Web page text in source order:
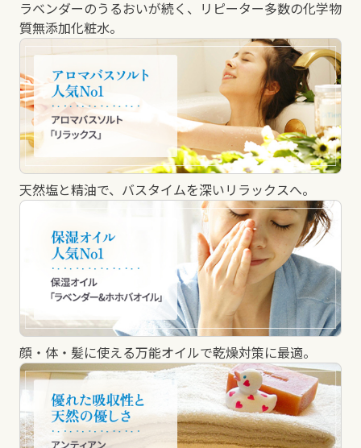
ラベンダーのうるおいが続く、リピーター多数の化学物
質無添加化粧水。
天然塩と精油で、バスタイムを深いリラックスへ。
顔・体・髪に使える万能オイルで乾燥対策に最適。